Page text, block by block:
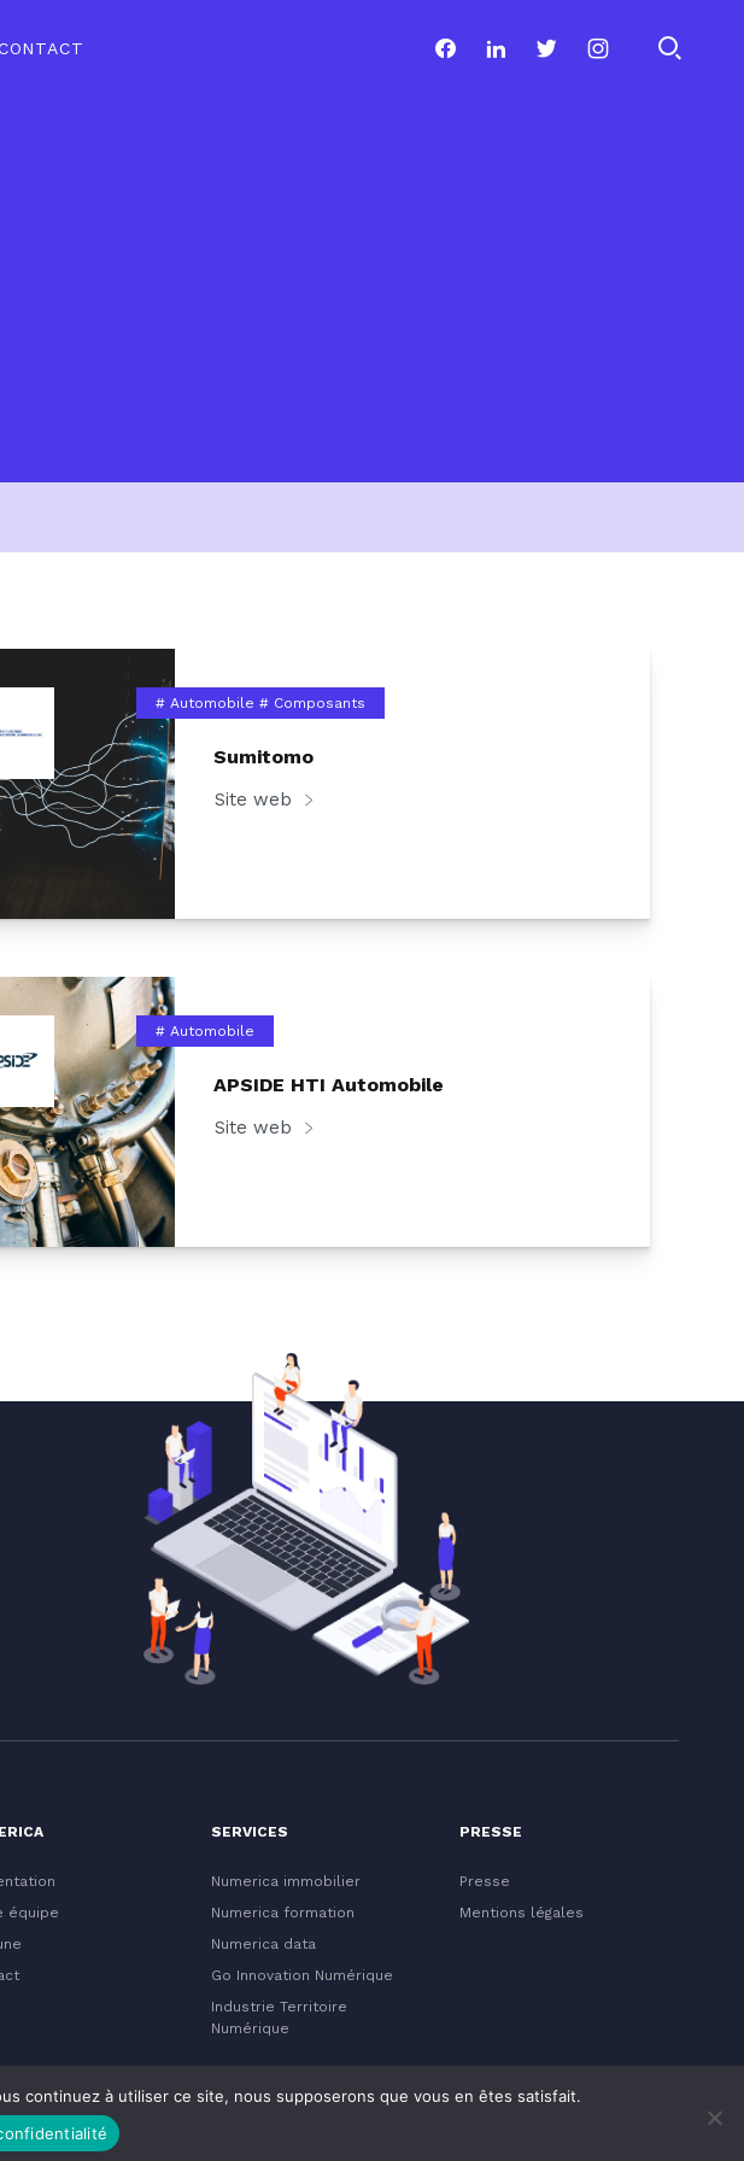
# Automobile # Composants
Sumitomo
Site web
# Automobile
APSIDE HTI Automobile
Site web
équipe
SERVICES
Numerica immobilier
Numerica formation
Numerica data
Go Innovation Numérique
Industrie Territoire
Numérique
PRESSE
Presse
Mentions légales
continuez à utiliser ce site, nous supposerons que vous en êtes satisfait.